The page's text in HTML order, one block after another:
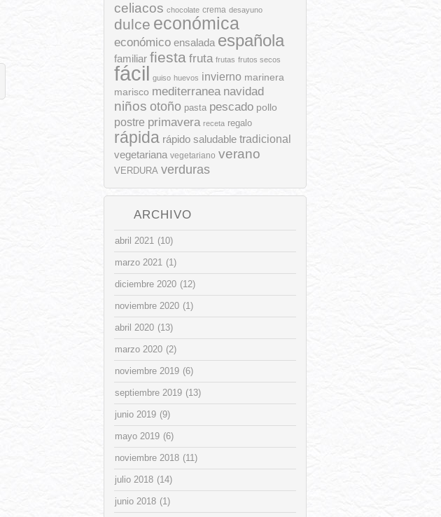
celiacos chocolate crema desayuno
dulce económica
económico ensalada española
familiar fiesta fruta frutas frutos secos
fácil guiso huevos invierno marinera
marisco mediterranea navidad
niños otoño pasta pescado pollo
postre primavera receta regalo
rápida rápido saludable tradicional
vegetariana vegetariano verano
VERDURA verduras
ARCHIVO
abril 2021 (10)
marzo 2021 (1)
diciembre 2020 (12)
noviembre 2020 (1)
abril 2020 (13)
marzo 2020 (2)
noviembre 2019 (6)
septiembre 2019 (13)
junio 2019 (9)
mayo 2019 (6)
noviembre 2018 (11)
julio 2018 (14)
junio 2018 (1)